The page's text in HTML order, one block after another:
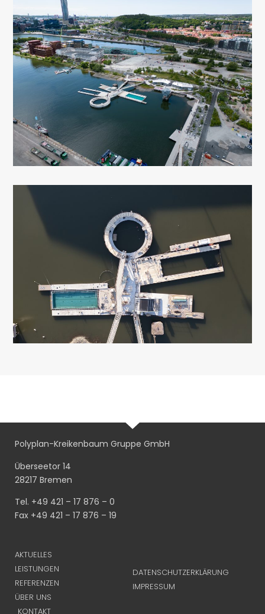
Polyplan-Kreikenbaum Gruppe GmbH
Überseetor 14
28217 Bremen
Tel. +49 421 – 17 876 – 0
Fax +49 421 – 17 876 – 19
AKTUELLES
LEISTUNGEN
REFERENZEN
ÜBER UNS
KONTAKT
DATENSCHUTZERKLÄRUNG
IMPRESSUM